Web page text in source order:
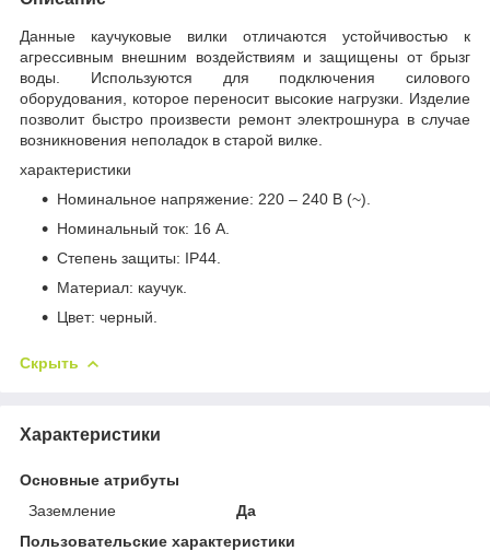
Данные каучуковые вилки отличаются устойчивостью к
агрессивным внешним воздействиям и защищены от брызг
воды. Используются для подключения силового
оборудования, которое переносит высокие нагрузки. Изделие
позволит быстро произвести ремонт электрошнура в случае
возникновения неполадок в старой вилке.
характеристики
Номинальное напряжение: 220 – 240 В (~).
Номинальный ток: 16 A.
Степень защиты: IP44.
Материал: каучук.
Цвет: черный.
Скрыть
Характеристики
Основные атрибуты
Заземление
Да
Пользовательские характеристики